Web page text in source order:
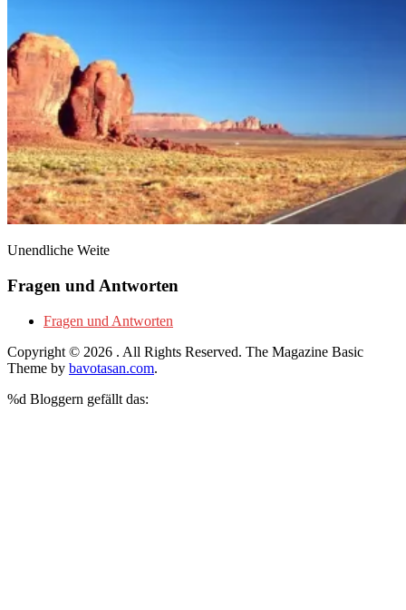
Unendliche Weite
Fragen und Antworten
Fragen und Antworten
Copyright © 2026 . All Rights Reserved. The Magazine Basic
Theme by bavotasan.com.
%d Bloggern gefällt das: